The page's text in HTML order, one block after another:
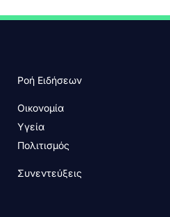
Ροή Ειδήσεων
Οικονομία
Υγεία
Πολιτισμός
Συνεντεύξεις